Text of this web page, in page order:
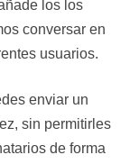
los los
conversar en
usuarios.
enviar un
sin permitirles
de forma